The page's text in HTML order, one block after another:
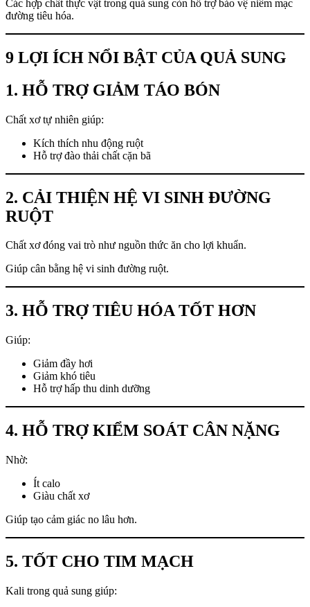
Các hợp chất thực vật trong quả sung còn hỗ trợ bảo vệ niêm mạc
đường tiêu hóa.
9 LỢI ÍCH NỔI BẬT CỦA QUẢ SUNG
1. HỖ TRỢ GIẢM TÁO BÓN
Chất xơ tự nhiên giúp:
Kích thích nhu động ruột
Hỗ trợ đào thải chất cặn bã
2. CẢI THIỆN HỆ VI SINH ĐƯỜNG
RUỘT
Chất xơ đóng vai trò như nguồn thức ăn cho lợi khuẩn.
Giúp cân bằng hệ vi sinh đường ruột.
3. HỖ TRỢ TIÊU HÓA TỐT HƠN
Giúp:
Giảm đầy hơi
Giảm khó tiêu
Hỗ trợ hấp thu dinh dưỡng
4. HỖ TRỢ KIỂM SOÁT CÂN NẶNG
Nhờ:
Ít calo
Giàu chất xơ
Giúp tạo cảm giác no lâu hơn.
5. TỐT CHO TIM MẠCH
Kali trong quả sung giúp: